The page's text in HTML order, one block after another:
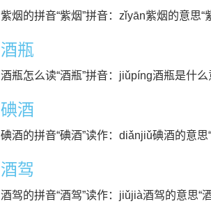
紫烟的拼音“紫烟”拼音：zǐyān紫烟的意思
酒瓶
酒瓶怎么读“酒瓶”拼音：jiǔpíng酒瓶是什
碘酒
碘酒的拼音“碘酒”读作：diǎnjiǔ碘酒的意思“
酒驾
酒驾的拼音“酒驾”读作：jiǔjià酒驾的意思“